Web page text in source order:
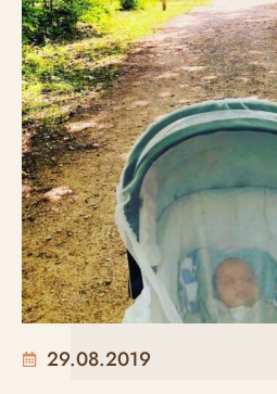
29.08.2019